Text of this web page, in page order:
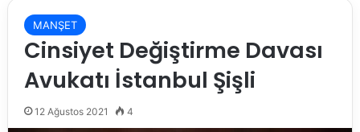
MANŞET
Cinsiyet Değiştirme Davası
Avukatı İstanbul Şişli
12 Ağustos 2021 4